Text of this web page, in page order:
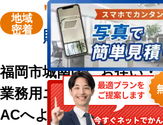
地域
密着
"福岡市城南区"
販売・工事を承
福岡市城南区にお住い
業務用エアコン専門店
ACへようこそ